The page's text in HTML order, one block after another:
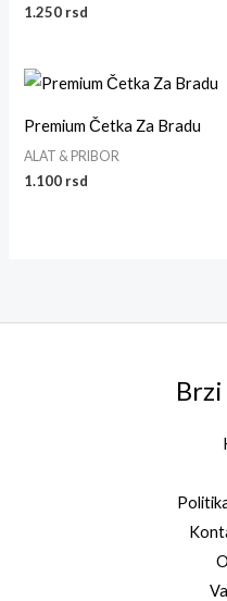
1.250 rsd
Premium Četka Za Bradu
ALAT & PRIBOR
1.100 rsd